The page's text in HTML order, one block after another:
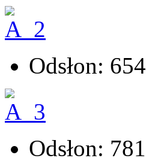
Odsłon: 654
Odsłon: 781